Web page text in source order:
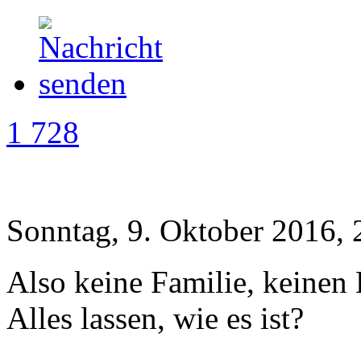
1 728
Sonntag, 9. Oktober 2016,
Also keine Familie, keinen
Alles lassen, wie es ist?